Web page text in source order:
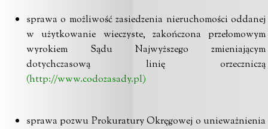
sprawa o możliwość zasiedzenia nieruchomości oddanej
w użytkowanie wieczyste, zakończona przełomowym
wyrokiem Sądu Najwyższego zmieniającym
dotychczasową linię orzeczniczą
(http://www.codozasady.pl)
sprawa pozwu Prokuratury Okręgowej o unieważnienia